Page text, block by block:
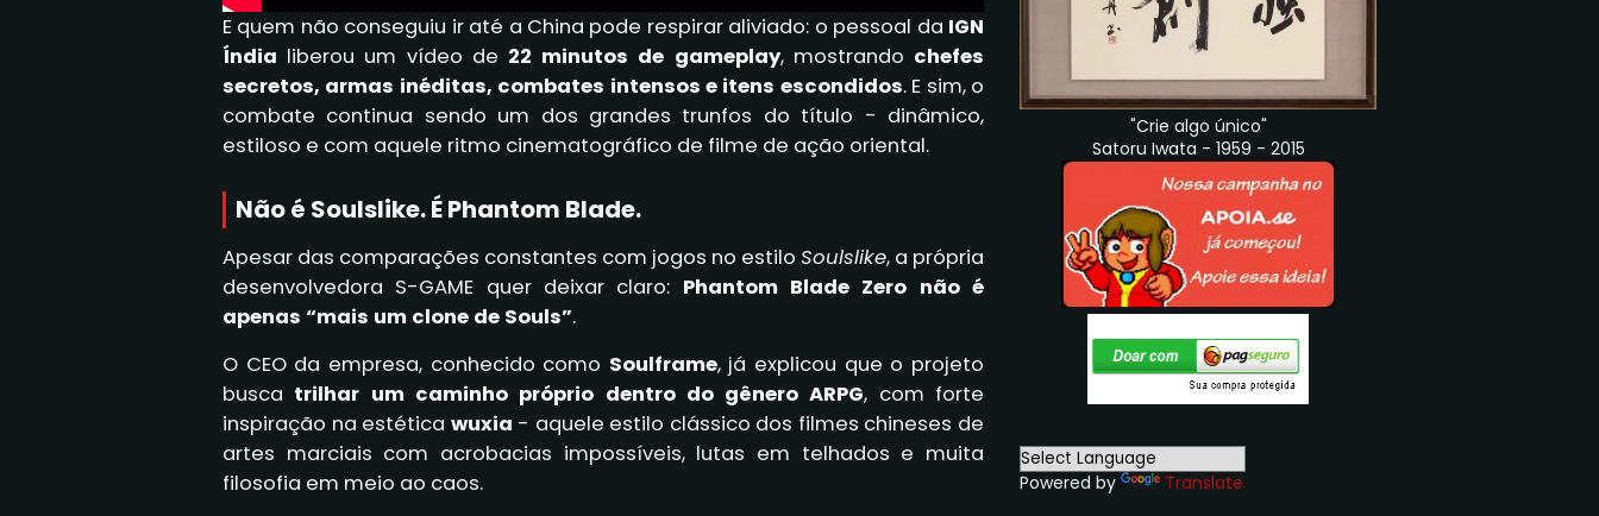
E quem não conseguiu ir até a China pode respirar aliviado: o pessoal da IGN
Índia liberou um vídeo de 22 minutos de gameplay, mostrando chefes
secretos, armas inéditas, combates intensos e itens escondidos. E sim, o
combate continua sendo um dos grandes trunfos do título - dinâmico,
estiloso e com aquele ritmo cinematográfico de filme de ação oriental.
Não é Soulslike. É Phantom Blade.
Apesar das comparações constantes com jogos no estilo Soulslike, a própria
desenvolvedora S-GAME quer deixar claro: Phantom Blade Zero não é
apenas “mais um clone de Souls”.
O CEO da empresa, conhecido como Soulframe, já explicou que o projeto
busca trilhar um caminho próprio dentro do gênero ARPG, com forte
inspiração na estética wuxia - aquele estilo clássico dos filmes chineses de
artes marciais com acrobacias impossíveis, lutas em telhados e muita
filosofia em meio ao caos.
"Crie algo único"
Satoru Iwata - 1959 - 2015
Powered by Translate